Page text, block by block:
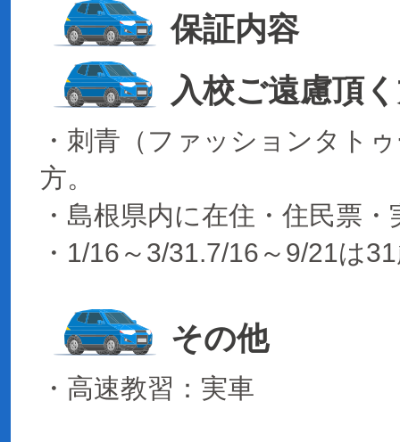
保証内容
入校ご遠慮頂
・刺青（ファッションタト
方。
・島根県内に在住・住民票
・1/16～3/31.7/16～9/21は
その他
・高速教習：実車